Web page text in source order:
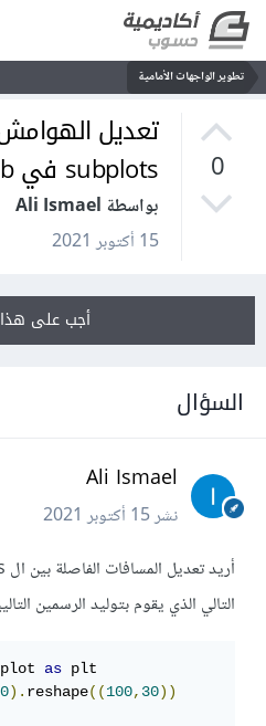
تطوير الواجهات الأمامية
0
subplots في matplotlib | بايثون
بواسطة Ali Ismael
15 أكتوبر 2021
أجب على
السؤال
Ali Ismael
نشر15 أكتوبر 2021
التالي الذي يقوم بتوليد الرسمين
as plt
).reshape((100,30))